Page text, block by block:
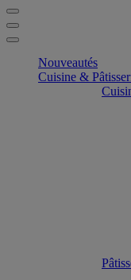
Nouveautés
Cuisine &